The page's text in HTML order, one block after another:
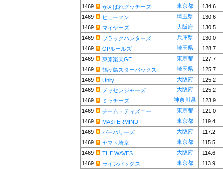
1469
がんばれグッチーズ 東京都
134.6
1469
ヒューマン 埼玉県
130.6
1469
マイヤーズ 大阪府
130.5
1469
ブラックハンターズ 兵庫県
130.0
1469
OPルールズ 埼玉県
128.7
1469
東京楽天GE 東京都
127.7
1469
鶴ヶ島スターバックス 埼玉県
125.7
1469
Unity 大阪府
125.2
1469
メッセンジャーズ 大阪府
125.2
1469
ミッチーズ 神奈川県
123.9
1469
チーム・ディズニー 東京都
121.0
1469
MASTERMIND 東京都
119.4
1469
バーバリーズ 大阪府
117.2
1469
ヤマト埼京 東京都
115.5
1469
THE WAVES 大阪府
114.6
1469
ラインバックス 東京都 113.9